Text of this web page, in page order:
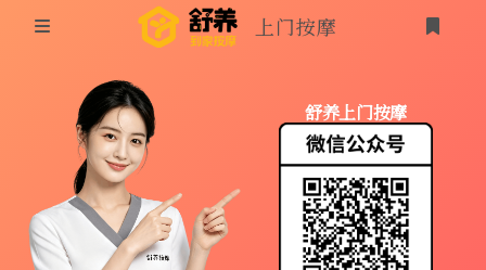
同城按摩
上门按摩
养生按摩
上门按摩
登录
舒养上门按摩